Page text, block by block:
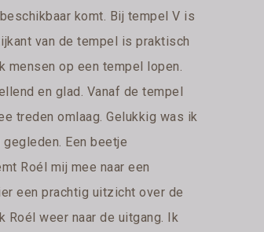
komt. Bij tempel V is
van de tempel is praktisch
mensen op een tempel lopen.
en glad. Vanaf de tempel
treden omlaag. Gelukkig was ik
Een beetje
Roél mij mee naar een
een prachtig uitzicht over de
weer naar de uitgang. Ik